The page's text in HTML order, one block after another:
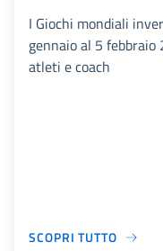
I Giochi mondiali
gennaio al 5
atleti e coach
SCOPRI TUTTO